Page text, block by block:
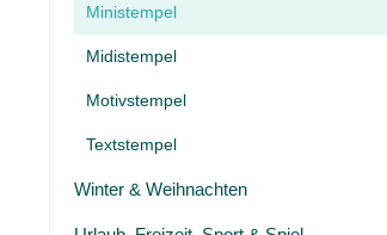
Ministempel
Midistempel
Motivstempel
Textstempel
Winter & Weihnachten